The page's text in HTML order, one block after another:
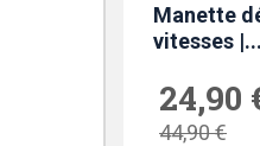
Manette
vitesses |...
24,90
44,90 €